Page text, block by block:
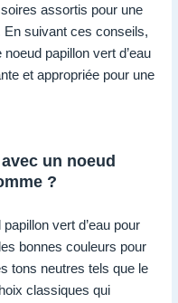
assortis pour une
En suivant ces conseils,
papillon vert d’eau
et appropriée pour une
un noeud
?
papillon vert d’eau pour
bonnes couleurs pour
tons neutres tels que le
classiques qui